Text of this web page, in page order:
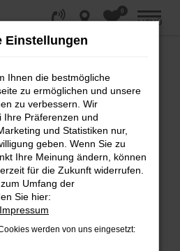
0
MENÜ
|
NACH
GÜTERSLOH –
IM VW
Einstellungen
Ihnen die bestmögliche
zu ermöglichen und unsere
zu verbessern. Wir
Ihre Präferenzen und
und Statistiken nur,
geben. Wenn Sie zu
Ihre Meinung ändern, können
für die Zukunft widerrufen.
Umfang der
Sie hier:
Impressum
werden von uns eingesetzt: